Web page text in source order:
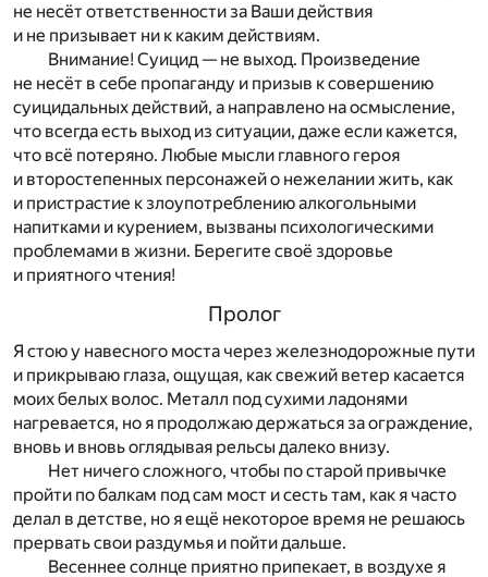
не несёт ответственности за Ваши действия
и не призывает ни к каким действиям.
Внимание! Суицид — не выход. Произведение
не несёт в себе пропаганду и призыв к совершению
суицидальных действий, а направлено на осмысление,
что всегда есть выход из ситуации, даже если кажется,
что всё потеряно. Любые мысли главного героя
и второстепенных персонажей о нежелании жить, как
и пристрастие к злоупотреблению алкогольными
напитками и курением, вызваны психологическими
проблемами в жизни. Берегите своё здоровье
и приятного чтения!
Пролог
Я стою у навесного моста через железнодорожные пути
и прикрываю глаза, ощущая, как свежий ветер касается
моих белых волос. Металл под сухими ладонями
нагревается, но я продолжаю держаться за ограждение,
вновь и вновь оглядывая рельсы далеко внизу.
Нет ничего сложного, чтобы по старой привычке
пройти по балкам под сам мост и сесть там, как я часто
делал в детстве, но я ещё некоторое время не решаюсь
прервать свои раздумья и пойти дальше.
Весеннее солнце приятно припекает, в воздухе я